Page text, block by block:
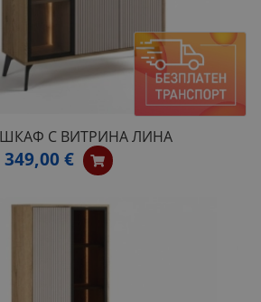
С ВИТРИНА ЛИНА
349,00 €